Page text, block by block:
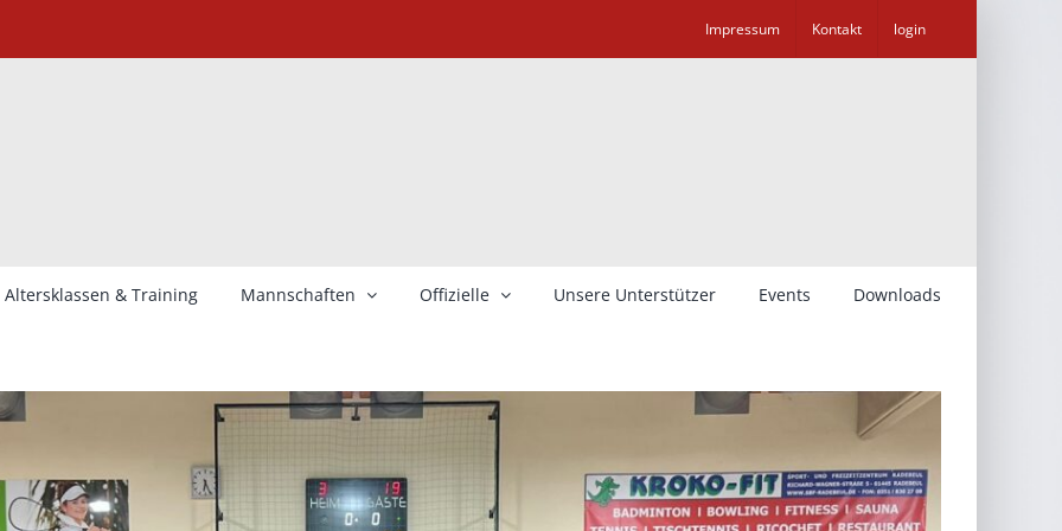
Impressum Kontakt login
Altersklassen & Training Mannschaften Offizielle Unsere Unterstützer Events Downloads